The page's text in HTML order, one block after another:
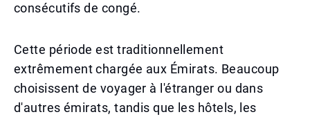
consécutifs de congé.
Cette période est traditionnellement
extrêmement chargée aux Émirats. Beaucoup
choisissent de voyager à l'étranger ou dans
d'autres émirats, tandis que les hôtels, les